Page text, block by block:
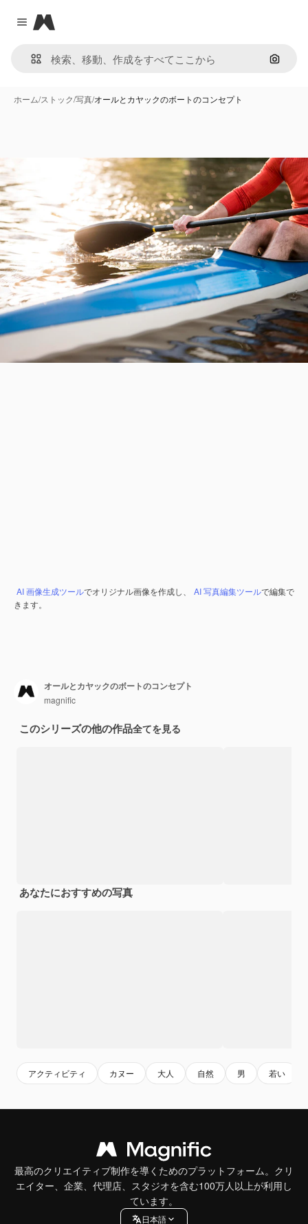
Close menu
Magnific
画像で
ホーム/ストック/写真/オールとカヤックのボートのコンセプト
AI 画像生成ツールでオリジナル画像を作成し、 AI 写真編集ツールで編集で
きます。
オールとカヤックのボートのコンセプト
magnific
このシリーズの他の作品全てを見る
あなたにおすすめの写真
アクティビティ カヌー 大人 自然 男 若い
最高のクリエイティブ制作を導くためのプラットフォーム。クリ
エイター、企業、代理店、スタジオを含む100万人以上が利用し
ています。
日本語